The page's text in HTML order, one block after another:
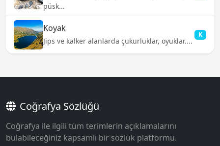
püsk...
Koyak
Jips ve kalker alanlarda çukurluklar, oyuklar....
K
Coğrafya Sözlüğü
Coğrafya ile ilgili tüm terimlerin açıklamalarını
bulabileceğiniz kapsamlı bir sözlük platformu.